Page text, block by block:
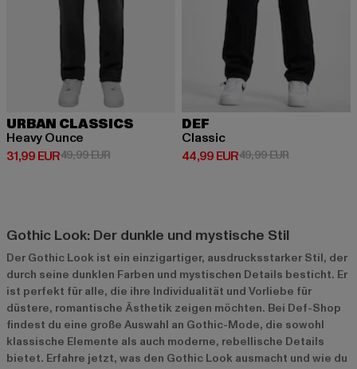
URBAN CLASSICS
Heavy Ounce
31,99 EUR
Derzeitiger Preis: 31,99 EUR
49,99 EURAktionspreis: 49,99 EUR
DEF
Classic
44,99 EUR
Derzeitiger Preis: 44,99 EUR
49,99 EURAktionspreis:
Gothic Look: Der dunkle und mystische Stil
Der Gothic Look ist ein einzigartiger, ausdrucksstarker Stil, der
durch seine dunklen Farben und mystischen Details besticht. Er
ist perfekt für alle, die ihre Individualität und Vorliebe für
düstere, romantische Ästhetik zeigen möchten. Bei Def-Shop
findest du eine große Auswahl an Gothic-Mode, die sowohl
klassische Elemente als auch moderne, rebellische Details
bietet. Erfahre jetzt, was den Gothic Look ausmacht und wie du